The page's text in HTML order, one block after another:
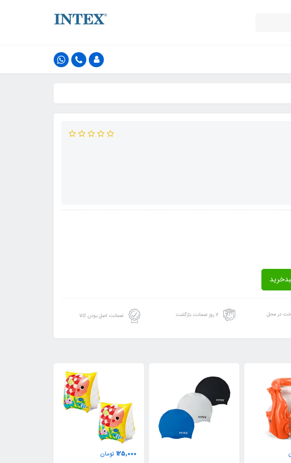
در محل ۷ روز ضمانت بازگشت ضمانت اصل بودن کالا
125,000 تومان